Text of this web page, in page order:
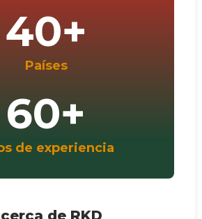
40+
Países
60+
de experiencia
de RKD